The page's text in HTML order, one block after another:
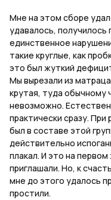
Мне на этом сборе
удавалось,
единственное
такие круглые, как
это был жуткий
Мы вырезали из
крутая, туда обычному
невозможно.
практически сразу.
был в составе этой
действительно
плакал. И это на
приглашали. Но, к
мне до этого удалось
простили.